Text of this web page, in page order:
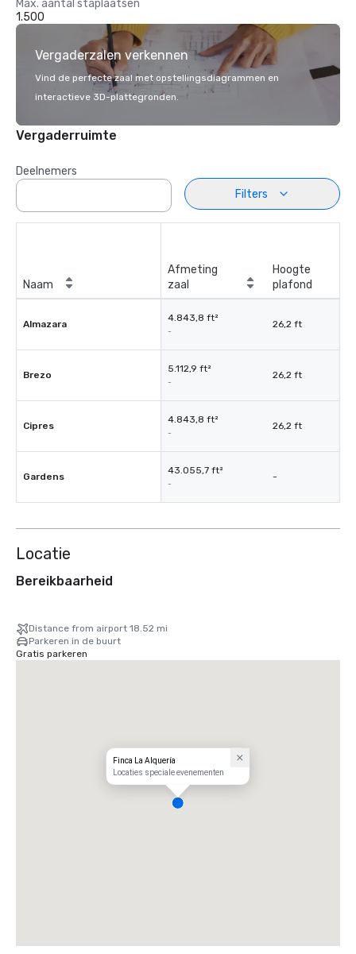
Max. aantal staplaatsen
1.500
Vergaderzalen verkennen
Vind de perfecte zaal met opstellingsdiagrammen en
interactieve 3D-plattegronden.
Vergaderruimte
Deelnemers
Filters
Naam
Afmeting
zaal
Hoogte
plafond
Almazara
4.843,8 ft²
-
26,2 ft
Brezo
5.112,9 ft²
-
26,2 ft
Cipres
4.843,8 ft²
-
26,2 ft
Gardens
43.055,7 ft²
-
-
Locatie
Bereikbaarheid
Distance from airport 18.52 mi
Parkeren in de buurt
Gratis parkeren
Finca La Alquería
Locaties speciale evenementen